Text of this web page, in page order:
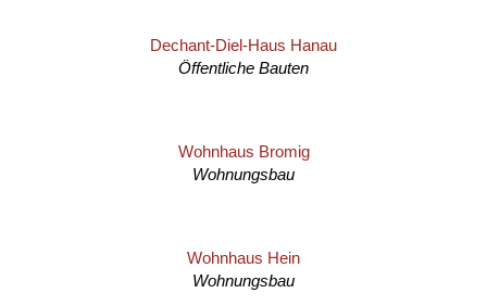
Dechant-Diel-Haus Hanau
Öffentliche Bauten
Wohnhaus Bromig
Wohnungsbau
Wohnhaus Hein
Wohnungsbau